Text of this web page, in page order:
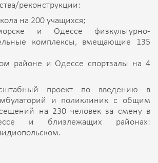
реконструкции:
на 200 учащихся;
и Одессе физкультурно-
комплексы, вмещающие 135
районе и Одессе спортзалы на 4
проект по введению в
и поликлиник с общим
на 230 человек за смену в
и близлежащих районах: